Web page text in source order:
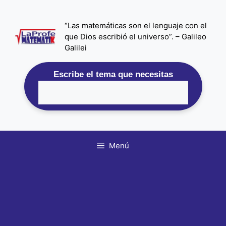
contenido
“Las matemáticas son el lenguaje con el
que Dios escribió el universo”. – Galileo
Galilei
Escribe el tema que necesitas
Menú